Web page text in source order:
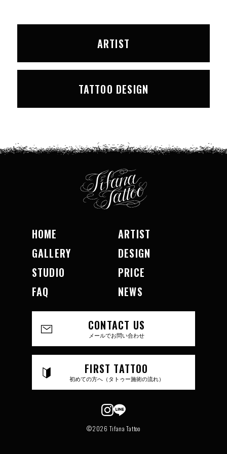
ARTIST
TATTOO DESIGN
HOME
ARTIST
GALLERY
DESIGN
STUDIO
PRICE
FAQ
NEWS
CONTACT US
メールでお問い合わせ
FIRST TATTOO
初めての方へ（タトゥー施術の流れ）
©2026 Tifana Tattoo